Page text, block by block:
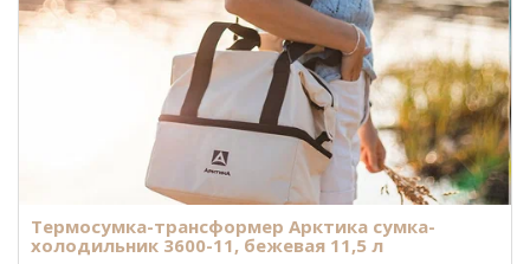
Термосумка-трансформер Арктика сумка-
холодильник 3600-11, бежевая 11,5 л